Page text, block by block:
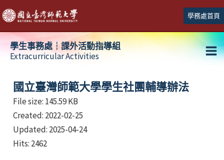
跳
至
主
學務處首頁
學生事務處┆課外活動指導組
Extracurricular Activities
國立臺灣師範大學學生社團輔導辦法
File size: 145.59 KB
Created: 2022-02-25
Updated: 2025-04-24
Hits: 2462